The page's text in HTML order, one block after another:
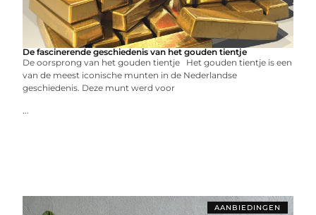
De fascinerende geschiedenis van het gouden tientje
De oorsprong van het gouden tientje Het gouden tientje is een
van de meest iconische munten in de Nederlandse
geschiedenis. Deze munt werd voor
...
AANBIEDINGEN